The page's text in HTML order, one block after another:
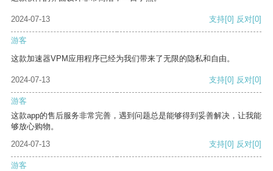
2024-07-13 支持[0] 反对[0]
游客
这款加速器VPM应用程序已经为我们带来了无限的隐私和自由。
2024-07-13 支持[0] 反对[0]
游客
这款app的售后服务非常完善，遇到问题总是能够得到妥善解决，让我能
够放心购物。
2024-07-13
支持[0] 反对[0]
游客